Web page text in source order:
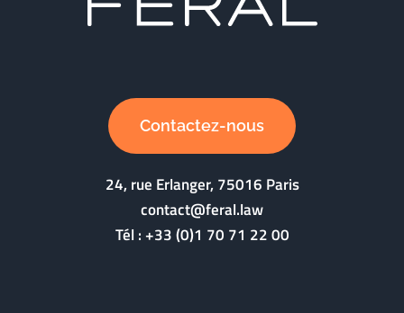
Contactez-nous
24, rue Erlanger, 75016 Paris
contact@feral.law
Tél :+33 (0)1 70 71 22 00